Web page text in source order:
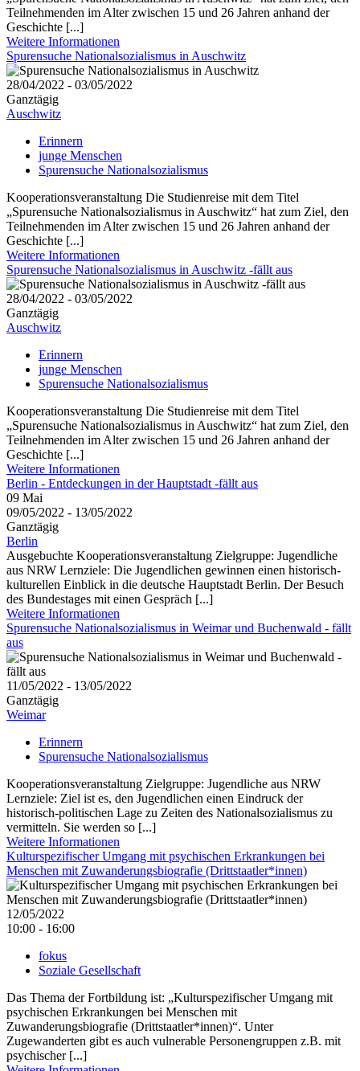
Teilnehmenden im Alter zwischen 15 und 26 Jahren anhand der
Geschichte [...]
Weitere Informationen
Spurensuche Nationalsozialismus in Auschwitz
28/04/2022 - 03/05/2022
Ganztägig
Auschwitz
Erinnern
junge Menschen
Spurensuche Nationalsozialismus
Kooperationsveranstaltung Die Studienreise mit dem Titel
„Spurensuche Nationalsozialismus in Auschwitz“ hat zum Ziel, den
Teilnehmenden im Alter zwischen 15 und 26 Jahren anhand der
Geschichte [...]
Weitere Informationen
Spurensuche Nationalsozialismus in Auschwitz -fällt aus
28/04/2022 - 03/05/2022
Ganztägig
Auschwitz
Erinnern
junge Menschen
Spurensuche Nationalsozialismus
Kooperationsveranstaltung Die Studienreise mit dem Titel
„Spurensuche Nationalsozialismus in Auschwitz“ hat zum Ziel, den
Teilnehmenden im Alter zwischen 15 und 26 Jahren anhand der
Geschichte [...]
Weitere Informationen
Berlin - Entdeckungen in der Hauptstadt -fällt aus
09 Mai
09/05/2022 - 13/05/2022
Ganztägig
Berlin
Ausgebuchte Kooperationsveranstaltung Zielgruppe: Jugendliche
aus NRW Lernziele: Die Jugendlichen gewinnen einen historisch-
kulturellen Einblick in die deutsche Hauptstadt Berlin. Der Besuch
des Bundestages mit einen Gespräch [...]
Weitere Informationen
Spurensuche Nationalsozialismus in Weimar und Buchenwald - fällt
aus
11/05/2022 - 13/05/2022
Ganztägig
Weimar
Erinnern
Spurensuche Nationalsozialismus
Kooperationsveranstaltung Zielgruppe: Jugendliche aus NRW
Lernziele: Ziel ist es, den Jugendlichen einen Eindruck der
historisch-politischen Lage zu Zeiten des Nationalsozialismus zu
vermitteln. Sie werden so [...]
Weitere Informationen
Kulturspezifischer Umgang mit psychischen Erkrankungen bei
Menschen mit Zuwanderungsbiografie (Drittstaatler*innen)
12/05/2022
10:00 - 16:00
fokus
Soziale Gesellschaft
Das Thema der Fortbildung ist: „Kulturspezifischer Umgang mit
psychischen Erkrankungen bei Menschen mit
Zuwanderungsbiografie (Drittstaatler*innen)“. Unter
Zugewanderten gibt es auch vulnerable Personengruppen z.B. mit
psychischer [...]